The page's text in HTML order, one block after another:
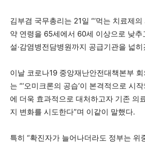
김부겸 국무총리는 21일 “‘먹는 치료제
약 연령을 65세에서 60세 이상으로 낮추
설·감염병전담병원까지 공급기관을 넓
이날 코로나19 중앙재난안전대책본부
는 “‘오미크론의 공습’이 본격적으로 시
에 더욱 효과적으로 대처하고자 기존 의
지 변화를 시도한다”며 이같이 말했다.
특히 “확진자가 늘어나더라도 정부는 위